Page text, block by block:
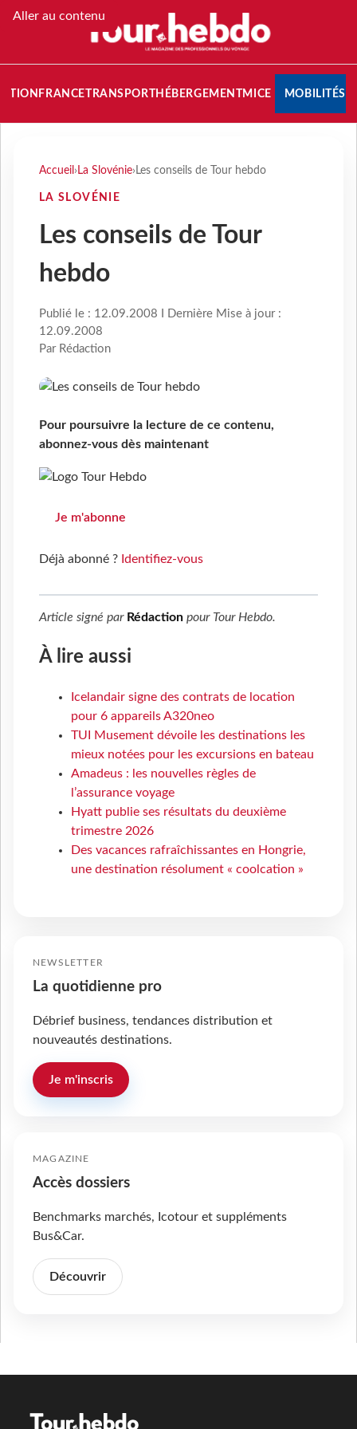
Aller au contenu
FRANCETRANSPORT HÉBERGEMENTMICE MOBILITÉS
Accueil › La Slovénie› Les conseils de Tour hebdo
LA SLOVÉNIE
Les conseils de Tour
hebdo
Publié le : 12.09.2008 I Dernière Mise à jour :
12.09.2008
Par Rédaction
Pour poursuivre la lecture de ce contenu,
abonnez-vous dès maintenant
Je m'abonne
Déjà abonné ? Identifiez-vous
Article signé par Rédaction pour Tour Hebdo.
À lire aussi
Icelandair signe des contrats de location
pour 6 appareils A320neo
TUI Musement dévoile les destinations les
mieux notées pour les excursions en bateau
Amadeus : les nouvelles règles de
l’assurance voyage
Hyatt publie ses résultats du deuxième
trimestre 2026
Des vacances rafraîchissantes en Hongrie,
une destination résolument « coolcation »
NEWSLETTER
La quotidienne pro
Débrief business, tendances distribution et
nouveautés destinations.
Je m'inscris
MAGAZINE
Accès dossiers
Benchmarks marchés, Icotour et suppléments
Bus&Car.
Découvrir